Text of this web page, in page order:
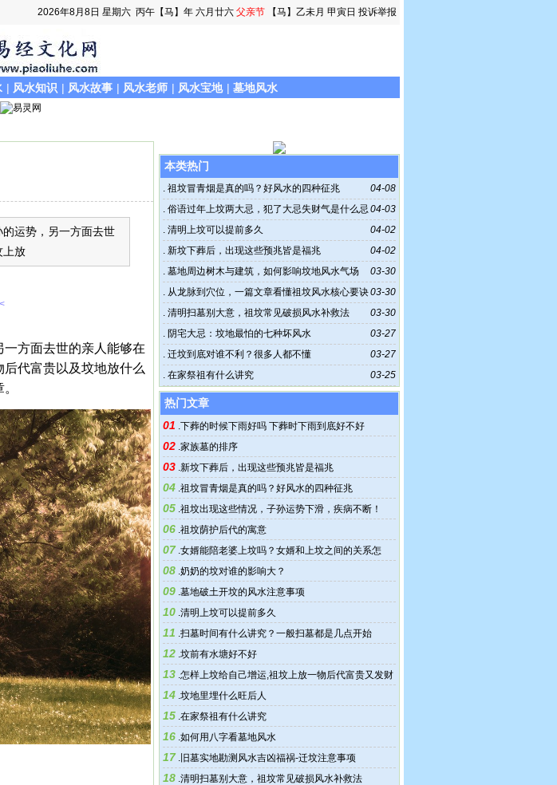
2026年8月8日 星期六 丙午【马】年 六月廿六 父亲节 【马】乙未月 甲寅日 投诉举报
| 风水知识 | 风水故事 | 风水老师 | 风水宝地 | 墓地风水
运势，另一方面去世
上放
方面去世的亲人能够在
代富贵以及坟地放什么
本类热门
04-08
. 祖坟冒青烟是真的吗？好风水的四种征兆
04-03
. 俗语过年上坟两大忌，犯了大忌失财气是什么忌
讳？
04-02
. 清明上坟可以提前多久
04-02
. 新坟下葬后，出现这些预兆皆是福兆
03-30
. 墓地周边树木与建筑，如何影响坟地风水气场
03-30
. 从龙脉到穴位，一篇文章看懂祖坟风水核心要诀
03-30
. 清明扫墓别大意，祖坟常见破损风水补救法
03-27
. 阴宅大忌：坟地最怕的七种坏风水
03-27
. 迁坟到底对谁不利？很多人都不懂
03-25
. 在家祭祖有什么讲究
热门文章
01 .下葬的时候下雨好吗 下葬时下雨到底好不好
02 .家族墓的排序
03 .新坟下葬后，出现这些预兆皆是福兆
04 .祖坟冒青烟是真的吗？好风水的四种征兆
05 .祖坟出现这些情况，子孙运势下滑，疾病不断！
06 .祖坟荫护后代的寓意
07 .女婿能陪老婆上坟吗？女婿和上坟之间的关系怎
样？
08 .奶奶的坟对谁的影响大？
09 .墓地破土开坟的风水注意事项
10 .清明上坟可以提前多久
11 .扫墓时间有什么讲究？一般扫墓都是几点开始
12 .坟前有水塘好不好
13 .怎样上坟给自己增运,祖坟上放一物后代富贵又发财
14 .坟地里埋什么旺后人
15 .在家祭祖有什么讲究
16 .如何用八字看墓地风水
17 . 旧墓实地勘测风水吉凶福祸-迁坟注意事项
18 .清明扫墓别大意，祖坟常见破损风水补救法